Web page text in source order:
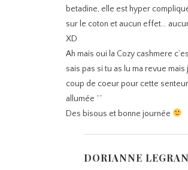
betadine, elle est hyper
sur le coton et aucun effet…
XD
Ah mais oui la Cozy cashmere
sais pas si tu as lu ma revue mais
coup de coeur pour cette senteur
allumée ^^
Des bisous et bonne journée
DORIANNE